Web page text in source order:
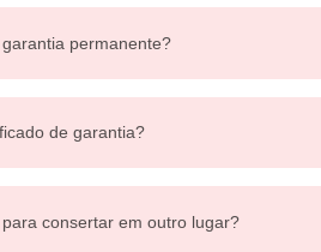
permanente?
de garantia?
consertar em outro lugar?